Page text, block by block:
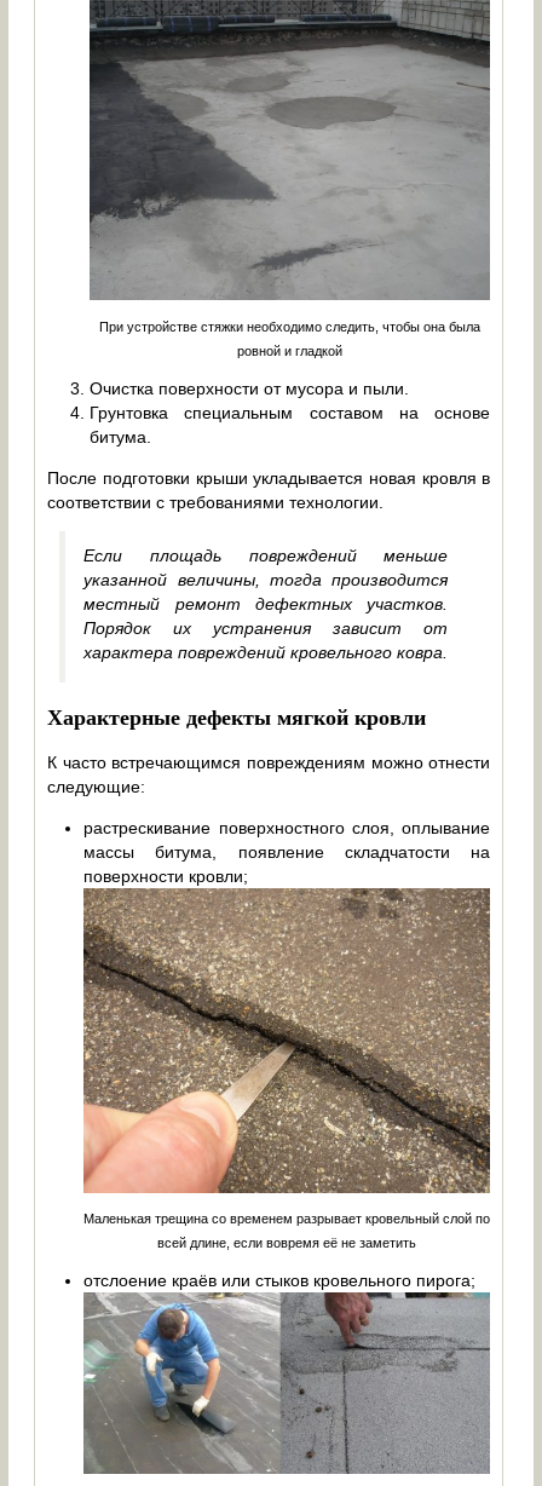
При устройстве стяжки необходимо следить, чтобы она была
ровной и гладкой
Очистка поверхности от мусора и пыли.
Грунтовка специальным составом на основе
битума.
После подготовки крыши укладывается новая кровля в
соответствии с требованиями технологии.
Если площадь повреждений меньше
указанной величины, тогда производится
местный ремонт дефектных участков.
Порядок их устранения зависит от
характера повреждений кровельного ковра.
Характерные дефекты мягкой кровли
К часто встречающимся повреждениям можно отнести
следующие:
растрескивание поверхностного слоя, оплывание
массы битума, появление складчатости на
поверхности кровли;
Маленькая трещина со временем разрывает кровельный слой по
всей длине, если вовремя её не заметить
отслоение краёв или стыков кровельного пирога;